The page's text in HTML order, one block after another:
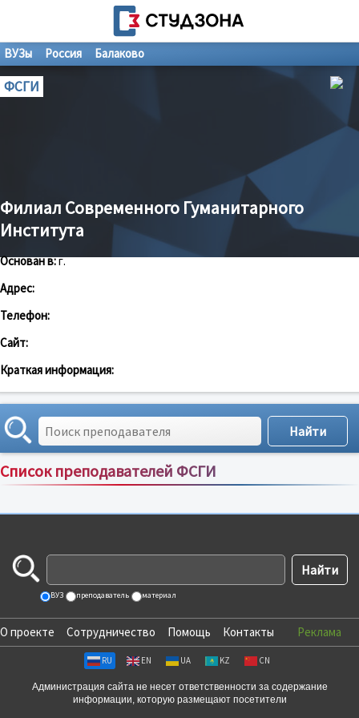
ВУЗы Россия Балаково
ФСГИ
Филиал Современного Гуманитарного
Института
Основан в:г.
Адрес:
Телефон:
Сайт:
Краткая информация:
Список преподавателей ФСГИ
Сортировка по:имени;рейтингу;отзывам
ВУЗ преподаватель материал
О проекте Сотрудничество Помощь Контакты Реклама
RU EN UA KZ CN
Администрация сайта не несет ответственности за содержание
информации, которую размещают посетители